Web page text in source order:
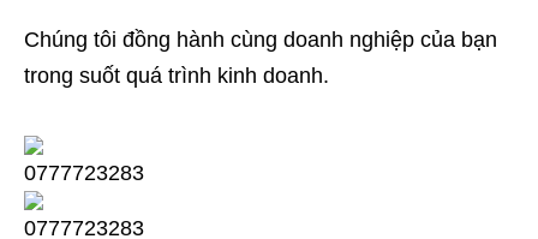
Chúng tôi đồng hành cùng doanh nghiệp của bạn
trong suốt quá trình kinh doanh.